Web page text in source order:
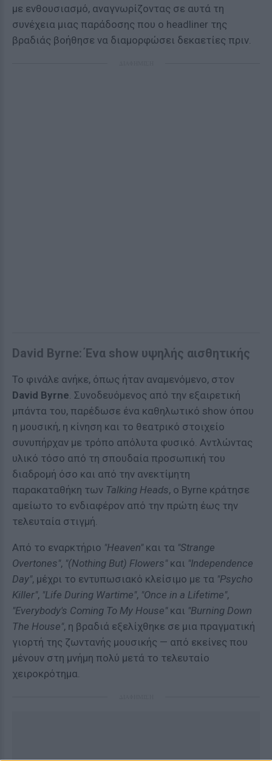
με ενθουσιασμό, αναγνωρίζοντας σε αυτά τη
συνέχεια μιας παράδοσης που ο headliner της
βραδιάς βοήθησε να διαμορφώσει δεκαετίες πριν.
David Byrne: Ένα show υψηλής αισθητικής
Το φινάλε ανήκε, όπως ήταν αναμενόμενο, στον
David Byrne. Συνοδευόμενος από την εξαιρετική
μπάντα του, παρέδωσε ένα καθηλωτικό show όπου
η μουσική, η κίνηση και το θεατρικό στοιχείο
συνυπήρχαν με τρόπο απόλυτα φυσικό. Αντλώντας
υλικό τόσο από τη σπουδαία προσωπική του
διαδρομή όσο και από την ανεκτίμητη
παρακαταθήκη των Talking Heads, ο Byrne κράτησε
αμείωτο το ενδιαφέρον από την πρώτη έως την
τελευταία στιγμή.
Από το εναρκτήριο "Heaven"και τα "Strange
Overtones", "(Nothing But) Flowers"και "Independence
Day", μέχρι το εντυπωσιακό κλείσιμο με τα "Psycho
Killer", "Life During Wartime", "Once in a Lifetime",
"Everybody's Coming To My House"και "Burning Down
The House", η βραδιά εξελίχθηκε σε μια πραγματική
γιορτή της ζωντανής μουσικής — από εκείνες που
μένουν στη μνήμη πολύ μετά το τελευταίο
χειροκρότημα.